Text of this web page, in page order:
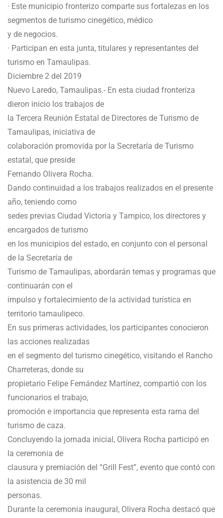
· Este municipio fronterizo comparte sus fortalezas en los
segmentos de turismo cinegético, médico
y de negocios.
· Participan en esta junta, titulares y representantes del
turismo en Tamaulipas.
Diciembre 2 del 2019
Nuevo Laredo, Tamaulipas.- En esta ciudad fronteriza
dieron inicio los trabajos de
la Tercera Reunión Estatal de Directores de Turismo de
Tamaulipas, iniciativa de
colaboración promovida por la Secretaría de Turismo
estatal, que preside
Fernando Olivera Rocha.
Dando continuidad a los trabajos realizados en el presente
año, teniendo como
sedes previas Ciudad Victoria y Tampico, los directores y
encargados de turismo
en los municipios del estado, en conjunto con el personal
de la Secretaría de
Turismo de Tamaulipas, abordarán temas y programas que
continuarán con el
impulso y fortalecimiento de la actividad turística en
territorio tamaulipeco.
En sus primeras actividades, los participantes conocieron
las acciones realizadas
en el segmento del turismo cinegético, visitando el Rancho
Charreteras, donde su
propietario Felipe Fernández Martínez, compartió con los
funcionarios el trabajo,
promoción e importancia que representa esta rama del
turismo de caza.
Concluyendo la jornada inicial, Olivera Rocha participó en
la ceremonia de
clausura y premiación del “Grill Fest”, evento que contó con
la asistencia de 30 mil
personas.
Durante la ceremonia inaugural, Olivera Rocha destacó que